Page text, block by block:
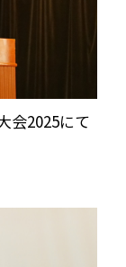
会2025にて